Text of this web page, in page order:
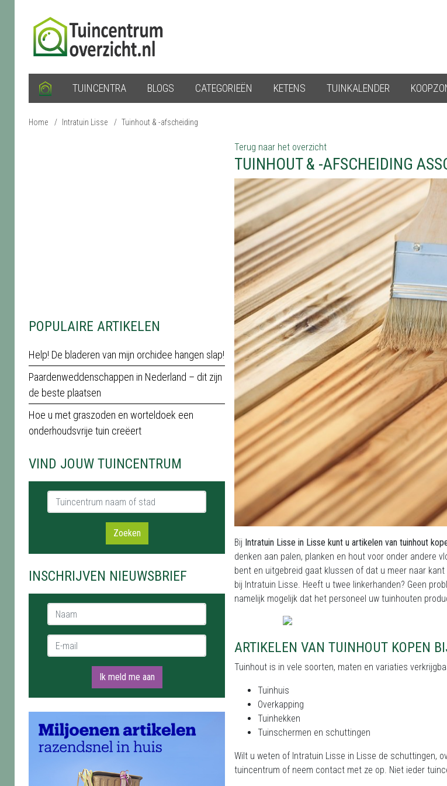
TUINCENTRA BLOGS CATEGORIEËN KETENS TUINKALENDER
Home / Intratuin Lisse / Tuinhout & -afscheiding
POPULAIRE ARTIKELEN
Help! De bladeren van mijn orchidee hangen slap!
Paardenweddenschappen in Nederland – dit zijn
de beste plaatsen
Hoe u met graszoden en worteldoek een
onderhoudsvrije tuin creëert
VIND JOUW TUINCENTRUM
Tuincentrum naam of stad
Zoeken
INSCHRIJVEN NIEUWSBRIEF
Naam *
E-mail *
Ik meld me aan
Terug naar het overzicht
TUINHOUT & -AFSCHEIDING
Bij Intratuin Lisse in Lisse kunt u artikelen van tuinhout
denken aan palen, planken en hout voor onder andere
bent en uitgebreid gaat klussen of dat u meer naar
bij Intratuin Lisse. Heeft u twee linkerhanden? Geen
namelijk mogelijk dat het personeel uw tuinhouten
ARTIKELEN VAN TUINHOUT KOPEN
Tuinhout is in vele soorten, maten en variaties
Tuinhuis
Overkapping
Tuinhekken
Tuinschermen en schuttingen
Wilt u weten of Intratuin Lisse in Lisse de schuttingen,
tuincentrum of neem contact met ze op. Niet ieder